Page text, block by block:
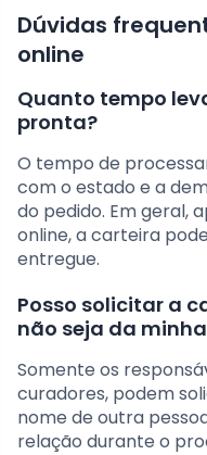
Dúvidas
online
Quanto tempo
pronta?
O tempo de
com o estado e a
do pedido. Em geral,
online, a carteira
entregue.
Posso solicitar a
não seja da
Somente os
curadores, podem
nome de outra
relação durante o